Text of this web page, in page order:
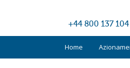
+44 800 137 104
Home